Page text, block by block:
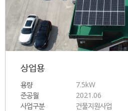
상업용
용량
7.5kW
준공월
2021.06
사업구분
건물지원사업